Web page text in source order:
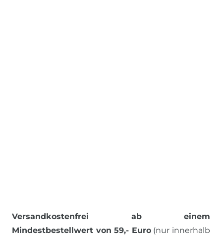
Versandkostenfrei ab einem
Mindestbestellwert von 59,- Euro(nur innerhalb